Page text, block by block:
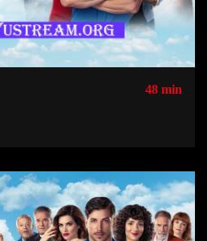
48 min